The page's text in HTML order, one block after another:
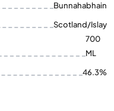
Bunnahabhain
Scotland/Islay
700
ML
46.3%